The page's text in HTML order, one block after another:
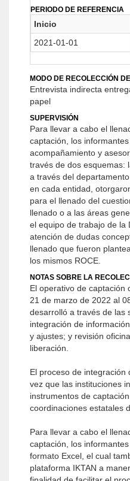
PERIODO DE REFERENCIA
Inicio
2021-01-01
MODO DE RECOLECCIÓN
Entrevista indirecta
papel
SUPERVISIÓN
Para llevar a cabo el
captación, los
acompañamiento y
través de dos esquemas:
a través del
en cada entidad,
para el llenado del
llenado o a las áreas
el equipo de trabajo de la
atención de dudas
llenado que fueron
los mismos ROCE.
NOTAS SOBRE LA
El operativo de captación
21 de marzo de 2022 al
desarrolló a través de las
integración de
y ajustes; y revisión
liberación.
El proceso de integración
vez que las instituciones
instrumentos de
coordinaciones estatales
Para llevar a cabo el
captación, los
formato Excel, el cual
plataforma IKTAN a